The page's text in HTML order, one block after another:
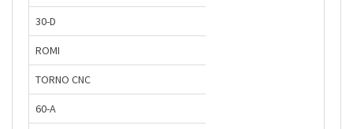
30-D
ROMI
TORNO CNC
60-A